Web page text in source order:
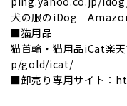
犬の服のiDog
■猫用品
猫首輪・猫用品iCat楽
p/gold/icat/
■卸売り専用サイト